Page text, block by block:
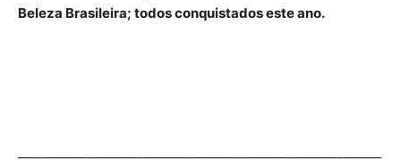
Beleza Brasileira; todos conquistados este ano.